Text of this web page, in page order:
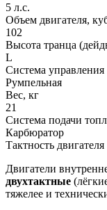
5 л.с.
Объем двигателя,
102
Высота транца
L
Система управления
Румпельная
Вес, кг
21
Система подачи
Карбюратор
Тактность двигателя
Двигатели
двухтактные
тяжелее и